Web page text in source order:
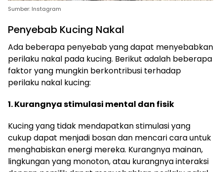
Sumber: Instagram
Penyebab Kucing Nakal
Ada beberapa penyebab yang dapat menyebabkan
perilaku nakal pada kucing. Berikut adalah beberapa
faktor yang mungkin berkontribusi terhadap
perilaku nakal kucing:
1. Kurangnya stimulasi mental dan fisik
Kucing yang tidak mendapatkan stimulasi yang
cukup dapat menjadi bosan dan mencari cara untuk
menghabiskan energi mereka. Kurangnya mainan,
lingkungan yang monoton, atau kurangnya interaksi